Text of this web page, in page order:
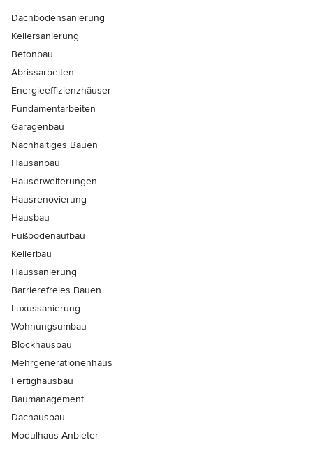
Dachbodensanierung
Kellersanierung
Betonbau
Abrissarbeiten
Energieeffizienzhäuser
Fundamentarbeiten
Garagenbau
Nachhaltiges Bauen
Hausanbau
Hauserweiterungen
Hausrenovierung
Hausbau
Fußbodenaufbau
Kellerbau
Haussanierung
Barrierefreies Bauen
Luxussanierung
Wohnungsumbau
Blockhausbau
Mehrgenerationenhaus
Fertighausbau
Baumanagement
Dachausbau
Modulhaus-Anbieter